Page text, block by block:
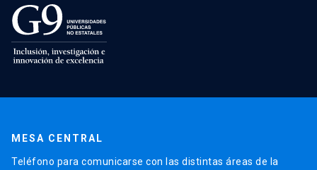
MESA CENTRAL
Teléfono para comunicarse con las distintas áreas de la